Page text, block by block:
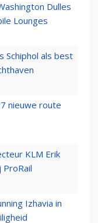
Dulles
Lounges
Schiphol als best
nieuwe route
KLM Erik
ProRail
Izhavia in